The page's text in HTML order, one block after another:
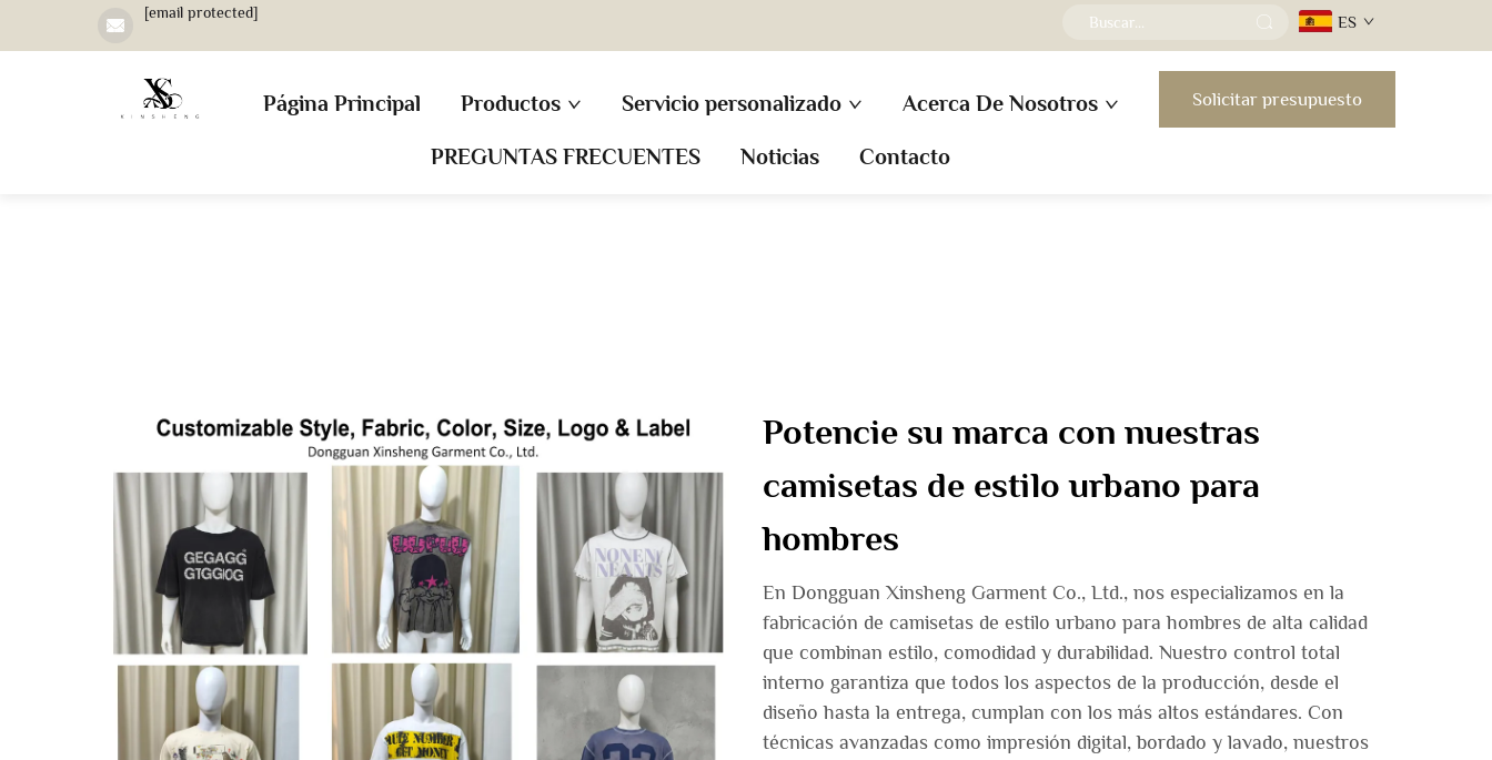
[email protected] ES
Página Principal Productos Servicio personalizado Acerca De Nosotros
PREGUNTAS FRECUENTES Noticias Contacto
Solicitar presupuesto
Potencie su marca con nuestras
camisetas de estilo urbano para
hombres
En Dongguan Xinsheng Garment Co., Ltd., nos especializamos en la
fabricación de camisetas de estilo urbano para hombres de alta calidad
que combinan estilo, comodidad y durabilidad. Nuestro control total
interno garantiza que todos los aspectos de la producción, desde el
diseño hasta la entrega, cumplan con los más altos estándares. Con
técnicas avanzadas como impresión digital, bordado y lavado, nuestros